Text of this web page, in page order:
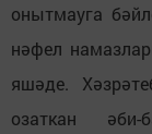
онытмауга
нәфел
яшәде.
озаткан әби-